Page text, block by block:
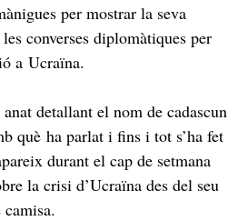
per mostrar la seva
converses diplomàtiques per
a Ucraïna.
detallant el nom de cadascun
què ha parlat i fins i tot s’ha fet
durant el cap de setmana
la crisi d’Ucraïna des del seu